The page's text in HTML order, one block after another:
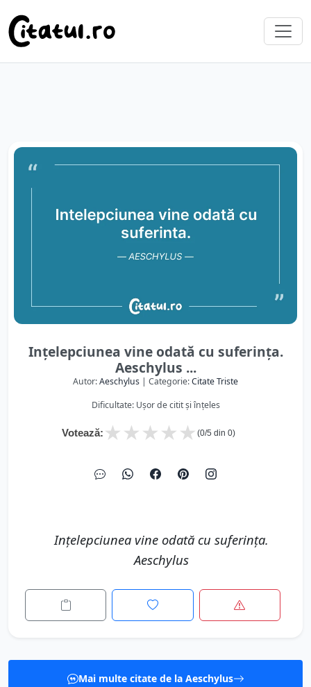
Ințelepciunea vine odată cu suferința.
Aeschylus ...
Autor:Aeschylus | Categorie:Citate Triste
Dificultate: Ușor de citit și înțeles
Votează: ★
★
★
★
★ (0/5 din 0)
Ințelepciunea vine odată cu suferința.
Aeschylus
Mai multe citate de la Aeschylus